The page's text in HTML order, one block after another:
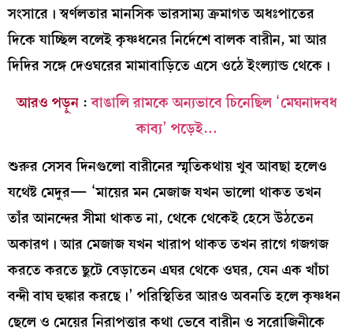
সংসারে। স্বর্ণলতার মানসিক ভারসাম্য ক্রমাগত অধঃপাতের
দিকে যাচ্ছিল বলেই কৃষ্ণধনের নির্দেশে বালক বারীন, মা আর
দিদির সঙ্গে দেওঘরের মামাবাড়িতে এসে ওঠে ইংল্যান্ড থেকে।
আরও পড়ুন:বাঙালি রামকে অন্যভাবে চিনেছিল ‘মেঘনাদবধ
কাব্য’ পড়েই…
শুরুর সেসব দিনগুলো বারীনের স্মৃতিকথায় খুব আবছা হলেও
যথেষ্ট মেদুর— ‘মায়ের মন মেজাজ যখন ভালো থাকত তখন
তাঁর আনন্দের সীমা থাকত না, থেকে থেকেই হেসে উঠতেন
অকারণ। আর মেজাজ যখন খারাপ থাকত তখন রাগে গজগজ
করতে করতে ছুটে বেড়াতেন এঘর থেকে ওঘর, যেন এক খাঁচা
বন্দী বাঘ হুঙ্কার করছে।’ পরিস্থিতির আরও অবনতি হলে কৃষ্ণধন
ছেলে ও মেয়ের নিরাপত্তার কথা ভেবে বারীন ও সরোজিনীকে